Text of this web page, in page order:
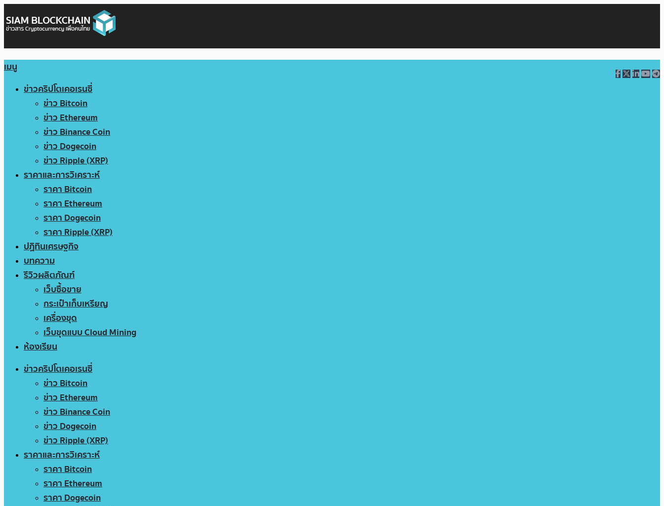
เมนู
ข่าวคริปโตเคอเรนซี่
ข่าว Bitcoin
ข่าว Ethereum
ข่าว Binance Coin
ข่าว Dogecoin
ข่าว Ripple (XRP)
ราคาและการวิเคราะห์
ราคา Bitcoin
ราคา Ethereum
ราคา Dogecoin
ราคา Ripple (XRP)
ปฏิทินเศรษฐกิจ
บทความ
รีวิวผลิตภัณฑ์
เว็บซื้อขาย
กระเป๋าเก็บเหรียญ
เครื่องขุด
เว็บขุดแบบ Cloud Mining
ห้องเรียน
ข่าวคริปโตเคอเรนซี่
ข่าว Bitcoin
ข่าว Ethereum
ข่าว Binance Coin
ข่าว Dogecoin
ข่าว Ripple (XRP)
ราคาและการวิเคราะห์
ราคา Bitcoin
ราคา Ethereum
ราคา Dogecoin